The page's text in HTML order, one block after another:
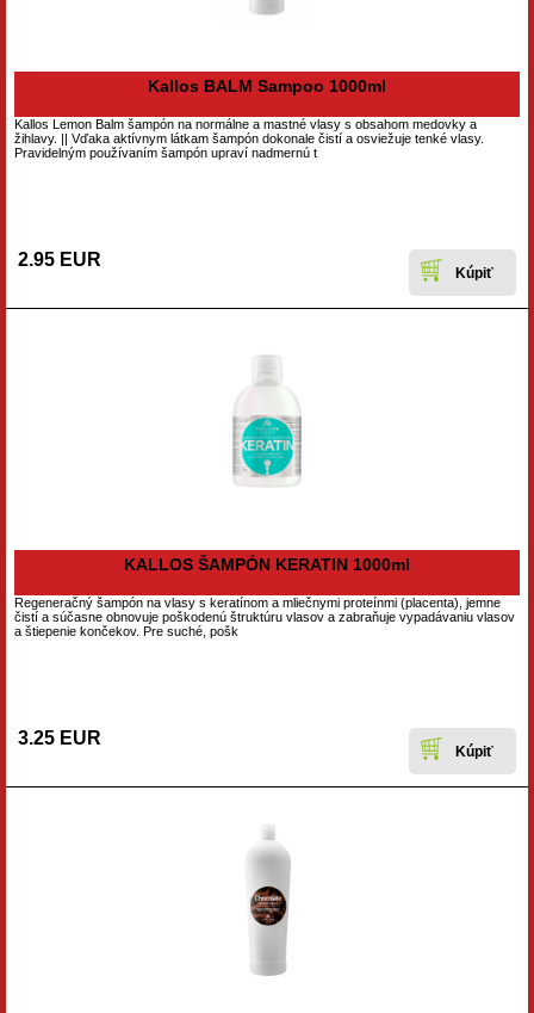
Kallos BALM Sampoo 1000ml
Kallos Lemon Balm šampón na normálne a mastné vlasy s obsahom medovky a
žihlavy. || Vďaka aktívnym látkam šampón dokonale čistí a osviežuje tenké vlasy.
Pravidelným používaním šampón upraví nadmernú t
2.95 EUR
KALLOS ŠAMPÓN KERATIN 1000ml
Regeneračný šampón na vlasy s keratínom a mliečnymi proteínmi (placenta), jemne
čistí a súčasne obnovuje poškodenú štruktúru vlasov a zabraňuje vypadávaniu vlasov
a štiepenie končekov. Pre suché, pošk
3.25 EUR